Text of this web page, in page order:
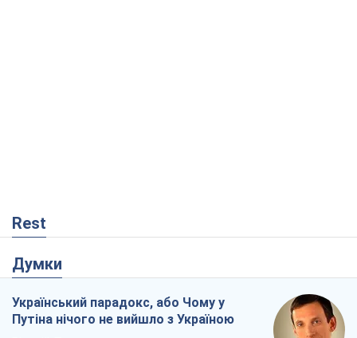
Rest
Думки
Український парадокс, або Чому у
Путіна нічого не вийшло з Україною